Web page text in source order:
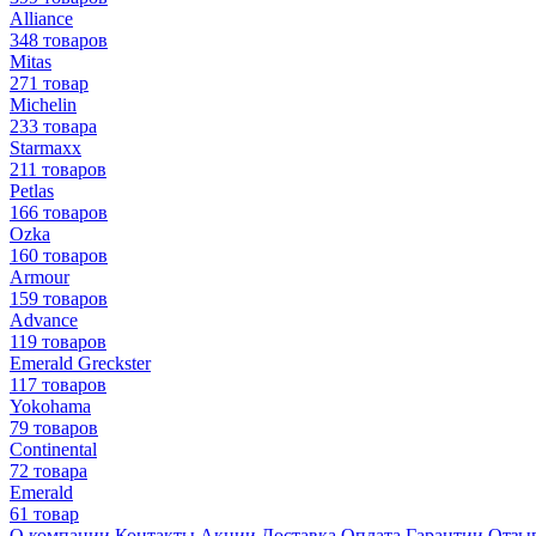
Alliance
348 товаров
Mitas
271 товар
Michelin
233 товара
Starmaxx
211 товаров
Petlas
166 товаров
Ozka
160 товаров
Armour
159 товаров
Advance
119 товаров
Emerald Greckster
117 товаров
Yokohama
79 товаров
Continental
72 товара
Emerald
61 товар